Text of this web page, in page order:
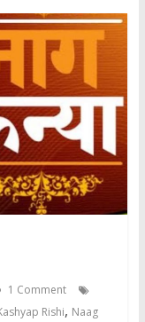
1 Comment
Rishi, Naag